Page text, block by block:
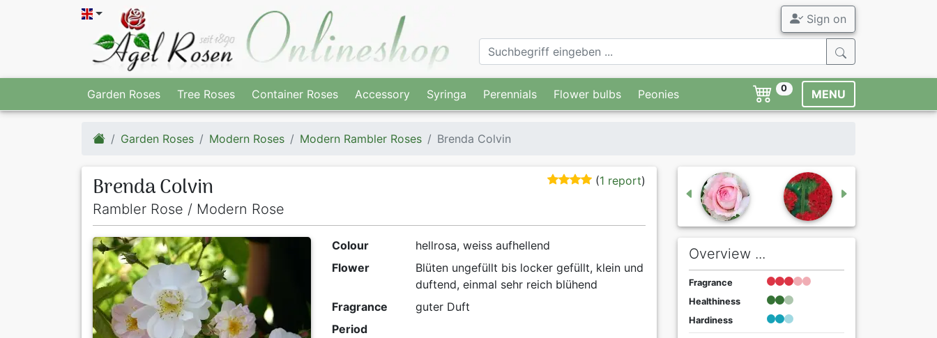
Sign on
Garden Roses Tree Roses Container Roses Accessory Syringa Perennials Flower bulbs Peonies 0 MENU
Garden Roses Modern Roses Modern Rambler Roses Brenda Colvin
(1 report)
Brenda Colvin
Rambler Rose / Modern Rose
Colour
hellrosa, weiss aufhellend
Flower
Blüten ungefüllt bis locker gefüllt, klein und
duftend, einmal sehr reich blühend
Fragrance
guter Duft
Period
Overview ...
Fragrance
Healthiness
Hardiness